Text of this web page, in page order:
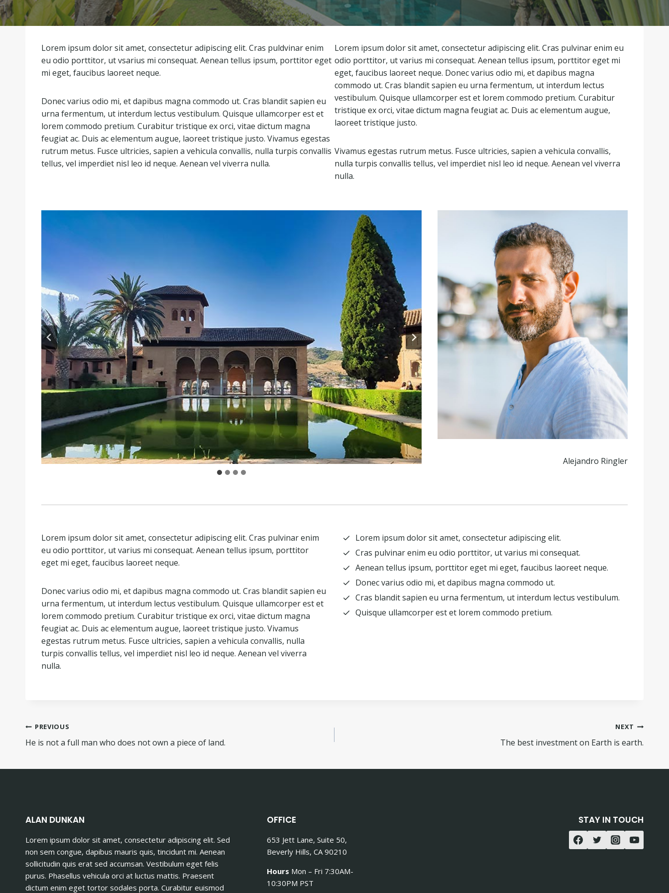
Lorem ipsum dolor sit amet, consectetur adipiscing elit. Cras puldvinar enim
eu odio porttitor, ut vsarius mi consequat. Aenean tellus ipsum, porttitor eget
mi eget, faucibus laoreet neque.
Donec varius odio mi, et dapibus magna commodo ut. Cras blandit sapien eu
urna fermentum, ut interdum lectus vestibulum. Quisque ullamcorper est et
lorem commodo pretium. Curabitur tristique ex orci, vitae dictum magna
feugiat ac. Duis ac elementum augue, laoreet tristique justo. Vivamus egestas
rutrum metus. Fusce ultricies, sapien a vehicula convallis, nulla turpis convallis
tellus, vel imperdiet nisl leo id neque. Aenean vel viverra nulla.
Lorem ipsum dolor sit amet, consectetur adipiscing elit. Cras pulvinar enim eu
odio porttitor, ut varius mi consequat. Aenean tellus ipsum, porttitor eget mi
eget, faucibus laoreet neque. Donec varius odio mi, et dapibus magna
commodo ut. Cras blandit sapien eu urna fermentum, ut interdum lectus
vestibulum. Quisque ullamcorper est et lorem commodo pretium. Curabitur
tristique ex orci, vitae dictum magna feugiat ac. Duis ac elementum augue,
laoreet tristique justo.
Vivamus egestas rutrum metus. Fusce ultricies, sapien a vehicula convallis,
nulla turpis convallis tellus, vel imperdiet nisl leo id neque. Aenean vel viverra
nulla.
Alejandro Ringler
Lorem ipsum dolor sit amet, consectetur adipiscing elit. Cras pulvinar enim
eu odio porttitor, ut varius mi consequat. Aenean tellus ipsum, porttitor
eget mi eget, faucibus laoreet neque.
Donec varius odio mi, et dapibus magna commodo ut. Cras blandit sapien eu
urna fermentum, ut interdum lectus vestibulum. Quisque ullamcorper est et
lorem commodo pretium. Curabitur tristique ex orci, vitae dictum magna
feugiat ac. Duis ac elementum augue, laoreet tristique justo. Vivamus
egestas rutrum metus. Fusce ultricies, sapien a vehicula convallis, nulla
turpis convallis tellus, vel imperdiet nisl leo id neque. Aenean vel viverra
nulla.
Lorem ipsum dolor sit amet, consectetur adipiscing elit.
Cras pulvinar enim eu odio porttitor, ut varius mi consequat.
Aenean tellus ipsum, porttitor eget mi eget, faucibus laoreet neque.
Donec varius odio mi, et dapibus magna commodo ut.
Cras blandit sapien eu urna fermentum, ut interdum lectus vestibulum.
Quisque ullamcorper est et lorem commodo pretium.
Post
navigation
PREVIOUS
He is not a full man who does not own a piece of land.
NEXT
The best investment on Earth is earth.
ALAN DUNKAN
Lorem ipsum dolor sit amet, consectetur adipiscing elit. Sed
non sem congue, dapibus mauris quis, tincidunt mi. Aenean
sollicitudin quis erat sed accumsan. Vestibulum eget felis
purus. Phasellus vehicula orci at luctus mattis. Praesent
dictum enim eget tortor sodales porta. Curabitur euismod
OFFICE
653 Jett Lane, Suite 50,
Beverly Hills, CA 90210
Hours Mon – Fri 7:30AM-
10:30PM PST
STAY IN TOUCH